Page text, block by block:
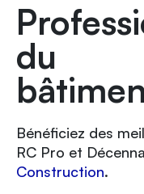
du
Bénéficiez des
RC Pro et
Construction.